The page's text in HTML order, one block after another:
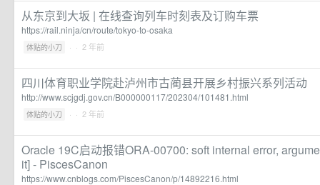
从东京到大坂 | 在线查询列车时刻表及订购车票
https://rail.ninja/cn/route/tokyo-to-osaka
体贴的小刀 · · 2 年前
四川体育职业学院赴泸州市古蔺县开展乡村振兴系列活动
http://www.scjgdj.gov.cn/B000000117/202304/101481.html
体贴的小刀 · · 2 年前
Oracle 19C启动报错ORA-00700: soft internal error,
it] - PiscesCanon
https://www.cnblogs.com/PiscesCanon/p/14892216.html